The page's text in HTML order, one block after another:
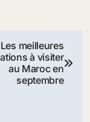
Les meilleures
à visiter
au Maroc en
septembre